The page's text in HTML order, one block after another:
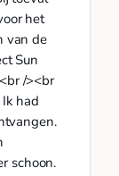
het
van de
Sun
/><br
had
schoon.